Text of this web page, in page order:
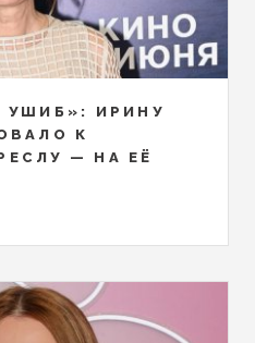
УШИБ»: ИРИНУ
К
— НА ЕЁ